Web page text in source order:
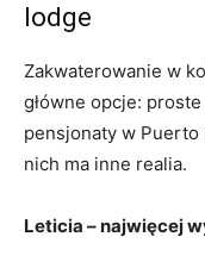
lodge
Zakwaterowanie w
główne opcje:
pensjonaty w Puerto
nich ma inne realia.
Leticia – najwięcej